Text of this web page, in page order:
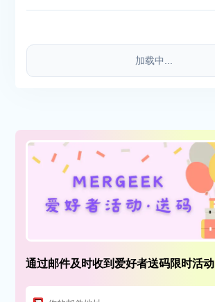
加载中...
通过邮件及时收到爱好者送码限时活动